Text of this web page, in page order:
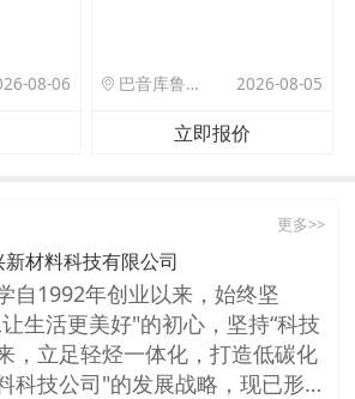
08-06 巴音库鲁提镇,托帕口岸六号库房 2026-08-05
立即报价
更多>>
材料科技有限公司
自1992年创业以来，始终坚
生活更美好"的初心，坚持“科技
，立足轻烃一体化，打造低碳化
科技公司"的发展战略，现已形